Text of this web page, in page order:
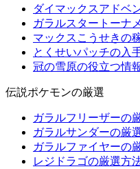
ダイマックスアドベ
ガラルスタートーナ
マックスこうせきの
とくせいパッチの入
冠の雪原の役立つ情
伝説ポケモンの厳選
ガラルフリーザーの
ガラルサンダーの厳
ガラルファイヤーの
レジドラゴの厳選方